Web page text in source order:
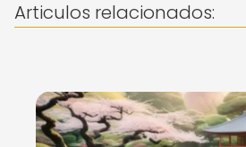
Articulos relacionados: